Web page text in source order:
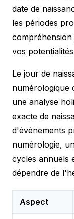
date de
les périodes
vos
Le jour de
numérologique
une analyse
exacte de
d'événements
numérologie,
cycles annuels
dépendre de
Aspect